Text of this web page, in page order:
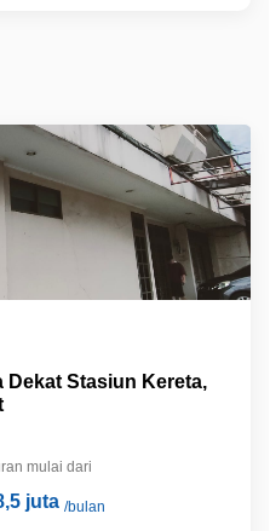
Dekat Stasiun Kereta,
mulai dari
juta /bulan